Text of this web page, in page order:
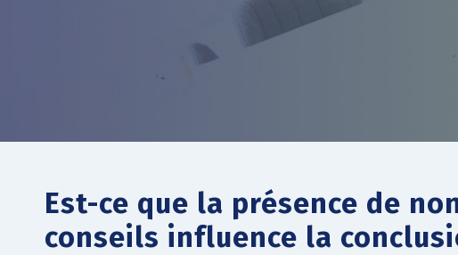
Est-ce que la présence de
conseils influence la